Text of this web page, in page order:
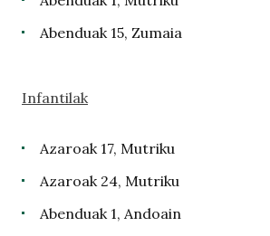
Abenduak 15, Zumaia
Infantilak
Azaroak 17, Mutriku
Azaroak 24, Mutriku
Abenduak 1, Andoain